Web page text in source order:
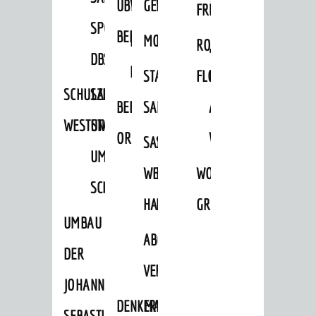
SPORTHALLE
DBS
SCHULZENTRUM
WESTSTADT
SANIERUNG-
UND
UMBAUMASSNAHME S
CHLOSS
UMBAU
DER
JOHANN-
ÜBER
BEBAUUNGSPLÄNE
VERFAHREN
BEBAUUNGSPLÄNE
KERNSTADT
BEBAUUNGSPLÄNE
ORTSTEILE
EINZELHANDELSKONZEPT
MOBILFUNKKONZEPT
LÄRMAKTIONSPLAN
STADTERNEUERUNG/-
SANIERUNG
SANIERUNG
WESTLICH
HAUPTBAHNHOF
SANIERUNGSGEBIET
HILDEBRANDSCHE
MÜHLE
ABGESCHLOSSENE
VERFAHREN
DENKMALSCHUTZ
ERHALTUNGSSATZUNGEN
FRÜHLING
HERBST
RODENSTEINER
FLOHMARKT
„WOINEM
LIVE“
AM
WINDECKPLATZ
WOCHENMARKT
GROOVE